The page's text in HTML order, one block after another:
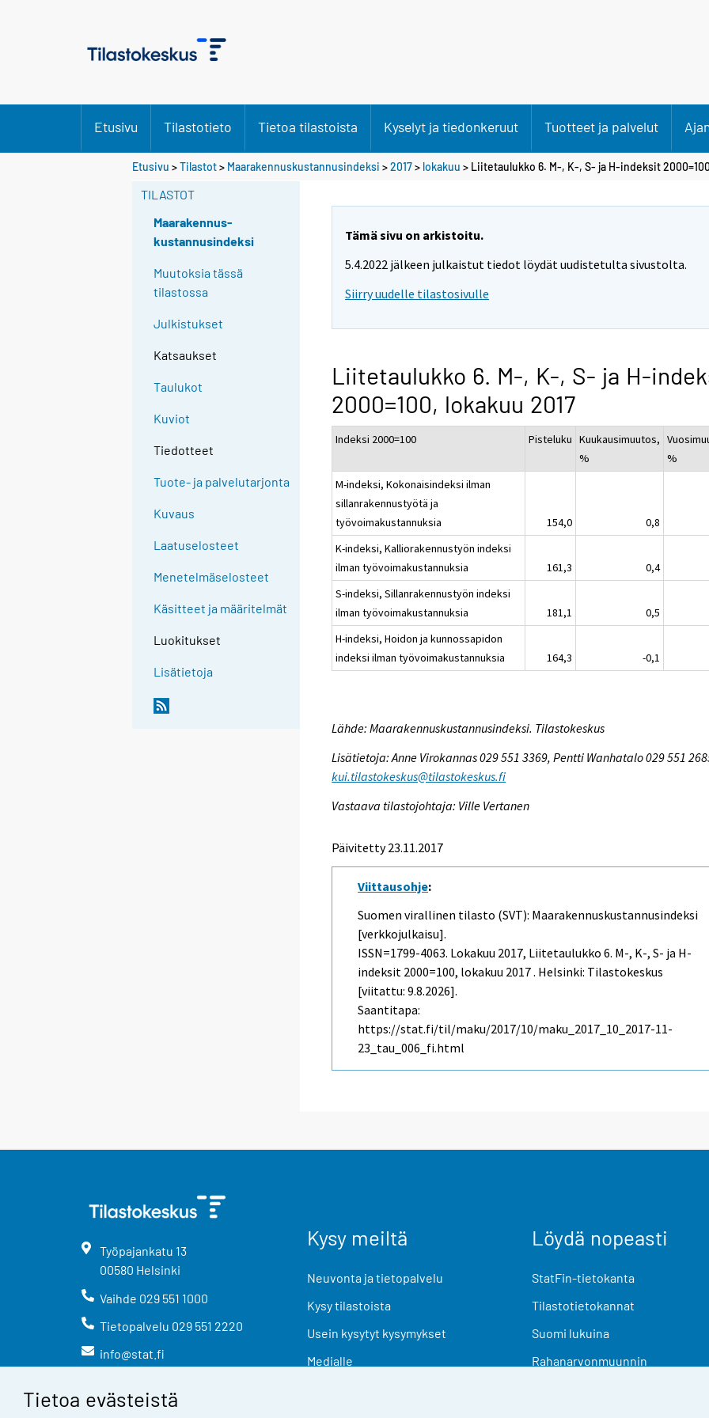
Tietoa evästeistä
Etusivu Tilastotieto Tietoa tilastoista Kyselyt ja tiedonkeruut Tuotteet ja palvelut
Etusivu >Tilastot> Maarakennuskustannusindeksi >2017> lokakuu > Liitetaulukko 6. M-, K-, S- ja H-indeksit
TILASTOT
Maarakennus-
kustannusindeksi
Muutoksia tässä
tilastossa
Julkistukset
Katsaukset
Taulukot
Kuviot
Tiedotteet
Tuote- ja palvelutarjonta
Kuvaus
Laatuselosteet
Menetelmäselosteet
Käsitteet ja määritelmät
Luokitukset
Lisätietoja
Tämä sivu on arkistoitu.
5.4.2022 jälkeen julkaistut tiedot löydät uudistetulta sivustolta.
Siirry uudelle tilastosivulle
Liitetaulukko 6. M-, K-, S- ja H-
2000=100, lokakuu 2017
Indeksi 2000=100 Pisteluku Kuukausimuutos,
%
%
M-indeksi, Kokonaisindeksi ilman
sillanrakennustyötä ja
työvoimakustannuksia
154,0
0,8
K-indeksi, Kalliorakennustyön indeksi
ilman työvoimakustannuksia
161,3
0,4
S-indeksi, Sillanrakennustyön indeksi
ilman työvoimakustannuksia
181,1
0,5
H-indeksi, Hoidon ja kunnossapidon
indeksi ilman työvoimakustannuksia
164,3 -0,1
Lähde: Maarakennuskustannusindeksi. Tilastokeskus
Lisätietoja: Anne Virokannas 029 551 3369, Pentti Wanhatalo 029 551
kui.tilastokeskus@tilastokeskus.fi
Vastaava tilastojohtaja: Ville Vertanen
Päivitetty 23.11.2017
Viittausohje:
Suomen virallinen tilasto (SVT): Maarakennuskustannusindeksi
[verkkojulkaisu].
ISSN=1799-4063. Lokakuu 2017, Liitetaulukko 6. M-, K-, S- ja H-
indeksit 2000=100, lokakuu 2017 . Helsinki: Tilastokeskus
[viitattu: 9.8.2026].
Saantitapa:
https://stat.fi/til/maku/2017/10/maku_2017_10_2017-11-
23_tau_006_fi.html
Työpajankatu 13
00580 Helsinki
Vaihde 029 551 1000
Tietopalvelu 029 551 2220
info@stat.fi
Kysy meiltä
Neuvonta ja tietopalvelu
Kysy tilastoista
Usein kysytyt kysymykset
Medialle
Löydä nopeasti
StatFin-tietokanta
Tilastotietokannat
Suomi lukuina
Rahanarvonmuunnin